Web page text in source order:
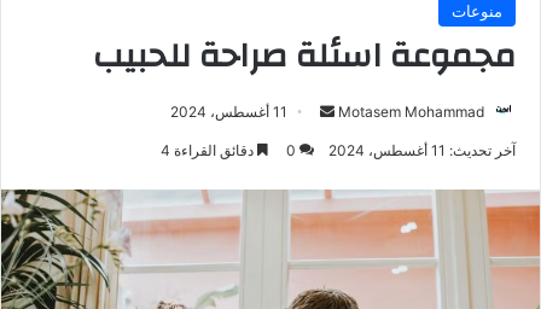
منوعات
مجموعة اسئلة صراحة للحبيب
Motasem Mohammad 11 أغسطس، 2024
آخر تحديث: 11 أغسطس، 2024 0 دقائق القراءة 4